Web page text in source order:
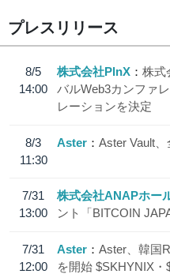
プレスリリース
8/5
14:00
株式会社PlnX
株式
バルWeb3カンファ
レーションを決定
8/3
11:30
Aster Aster Vault
7/31
13:00
株式会社ANAPホー
ント「BITCOIN
7/31
12:00
Aster
Aster、韓国
を開始 $SKHYNIX